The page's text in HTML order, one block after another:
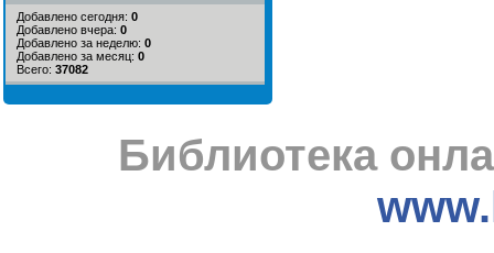
Добавлено сегодня: 0
Добавлено вчера: 0
Добавлено за неделю: 0
Добавлено за месяц: 0
Всего: 37082
Библиотека